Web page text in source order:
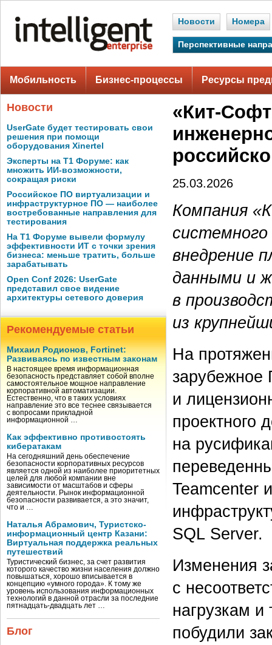
Новости Номера
Перспективные
Мобильность Бизнес-процессы Ресурсы
Новости
UserGate будет тестировать свои
решения при помощи
оборудования Xinertel
Эксперты на Т1 Форуме: как
множить ИИ-возможности,
сокращая риски
Российское ПО виртуализации и
инфраструктурное ПО — наиболее
востребованные направления для
тестирования
На Т1 Форуме вывели формулу
эффективности ИТ с точки зрения
бизнеса: меньше тратить, больше
зарабатывать
Open Conf 2026: UserGate
представил свое видение
архитектуры сетевого доверия
Рекомендуемые статьи
Михаил Родионов, Fortinet:
Развиваясь по известным законам
В настоящее время информационная
безопасность представляет собой вполне
самостоятельное мощное направление
корпоративной автоматизации.
Естественно, что в таких условиях
направление это все теснее связывается
с вопросами прикладной
информационной …
Как эффективно противостоять
кибератакам
На сегодняшний день обеспечение
безопасности корпоративных ресурсов
является одной из наиболее приоритетных
целей для любой компании вне
зависимости от масштабов и сферы
деятельности. Рынок информационной
безопасности развивается, а это значит,
что и …
Наталья Абрамович, Туристско-
информационный центр Казани:
Виртуальная поддержка реальных
путешествий
Туристический бизнес, за счет развития
которого качество жизни населения должно
повышаться, хорошо вписывается в
концепцию «умного города». К тому же
уровень использования информационных
технологий в данной отрасли за последние
пятнадцать-двадцать лет …
Блог
«Кит-
25.03.2026
Компания
внедрение
данными и
в
из
На
зарубежное
и
проектного
на
Teamcenter
SQL Server.
Изменения
с
нагрузкам
побудили